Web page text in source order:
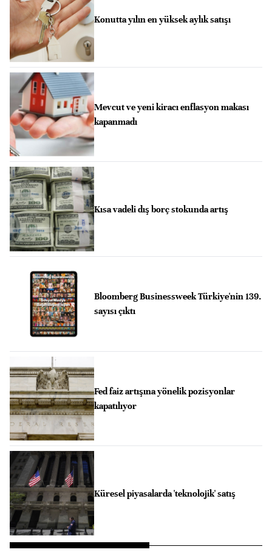
Konutta yılın en yüksek aylık satışı
Mevcut ve yeni kiracı enflasyon makası
kapanmadı
Kısa vadeli dış borç stokunda artış
Bloomberg Businessweek Türkiye'nin 139.
sayısı çıktı
Fed faiz artışına yönelik pozisyonlar
kapatılıyor
Küresel piyasalarda 'teknolojik' satış